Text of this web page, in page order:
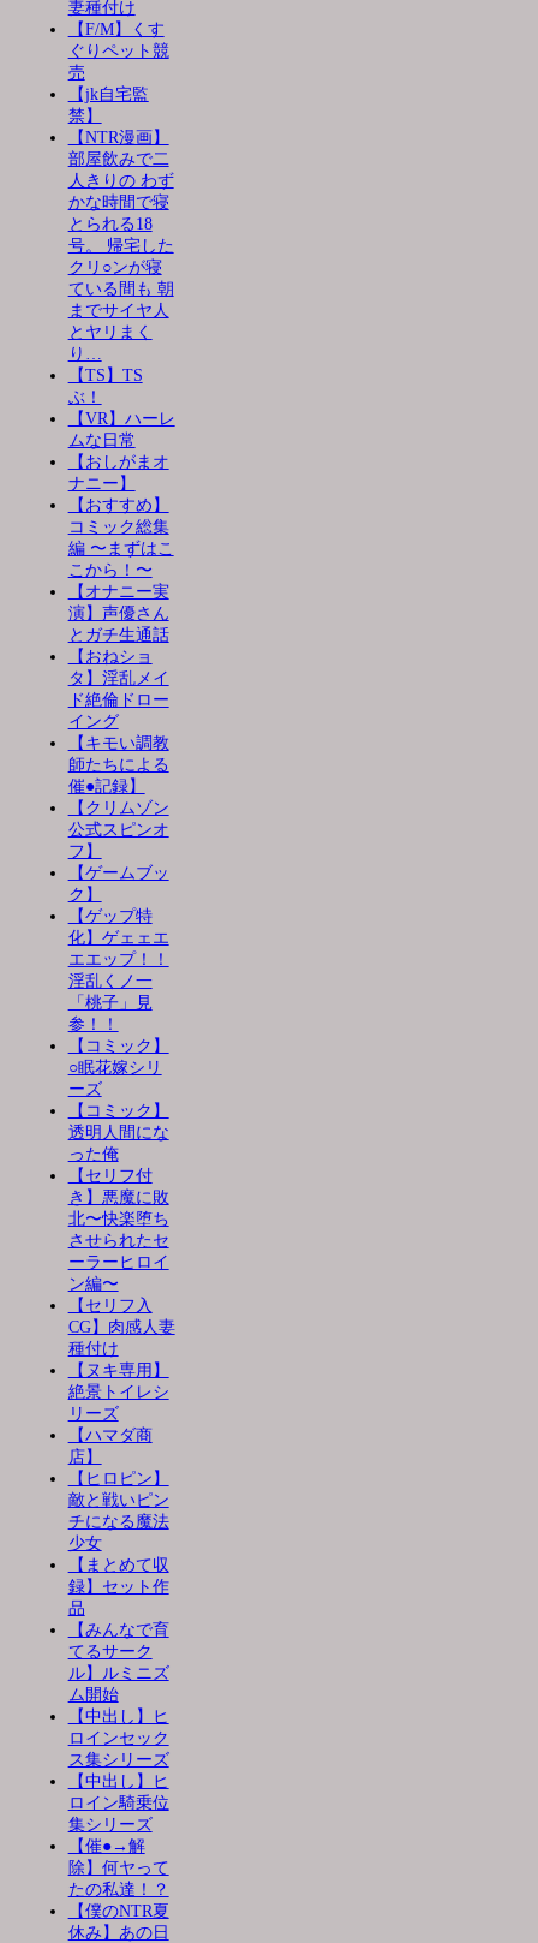
妻種付け
【F/M】くす
ぐりペット競
売
【jk自宅監
禁】
【NTR漫画】
部屋飲みで二
人きりの わず
かな時間で寝
とられる18
号。 帰宅した
クリ○ンが寝
ている間も 朝
までサイヤ人
とヤリまく
り…
【TS】TS
ぶ！
【VR】ハーレ
ムな日常
【おしがまオ
ナニー】
【おすすめ】
コミック総集
編 〜まずはこ
こから！〜
【オナニー実
演】声優さん
とガチ生通話
【おねショ
タ】淫乱メイ
ド絶倫ドロー
イング
【キモい調教
師たちによる
催●記録】
【クリムゾン
公式スピンオ
フ】
【ゲームブッ
ク】
【ゲップ特
化】ゲェェエ
エエップ！！
淫乱くノ一
「桃子」見
参！！
【コミック】
○眠花嫁シリ
ーズ
【コミック】
透明人間にな
った俺
【セリフ付
き】悪魔に敗
北〜快楽堕ち
させられたセ
ーラーヒロイ
ン編〜
【セリフ入
CG】肉感人妻
種付け
【ヌキ専用】
絶景トイレシ
リーズ
【ハマダ商
店】
【ヒロピン】
敵と戦いピン
チになる魔法
少女
【まとめて収
録】セット作
品
【みんなで育
てるサーク
ル】ルミニズ
ム開始
【中出し】ヒ
ロインセック
ス集シリーズ
【中出し】ヒ
ロイン騎乗位
集シリーズ
【催●→解
除】何ヤって
たの私達！？
【僕のNTR夏
休み】あの日